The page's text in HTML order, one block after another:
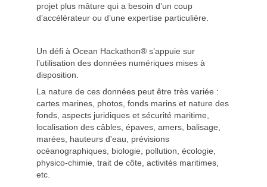
projet plus mâture qui a besoin d’un coup
d’accélérateur ou d’une expertise particulière.
Un défi à Ocean Hackathon® s’appuie sur
l’utilisation des données numériques mises à
disposition.
La nature de ces données peut être très variée :
cartes marines, photos, fonds marins et nature des
fonds, aspects juridiques et sécurité maritime,
localisation des câbles, épaves, amers, balisage,
marées, hauteurs d'eau, prévisions
océanographiques, biologie, pollution, écologie,
physico-chimie, trait de côte, activités maritimes,
etc.